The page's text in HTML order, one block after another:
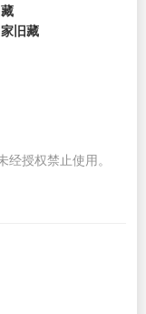
旧藏
授权禁止使用。